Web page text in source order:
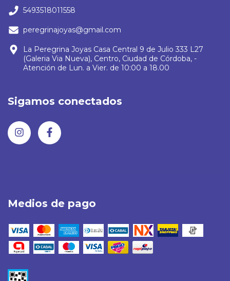
5493518011558
peregrinajoyas@gmail.com
La Peregrina Joyas Casa Central 9 de Julio 333 L27
(Galeria Via Nueva), Centro, Ciudad de Córdoba, -
Atención de Lun. a Vier. de 10:00 a 18.00
Sigamos conectados
Medios de pago